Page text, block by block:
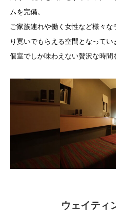
ムを完備。
ご家族連れや働く女性など様々な
り寛いでもらえる空間となってい
個室でしか味わえない贅沢な時間
ウェイティ